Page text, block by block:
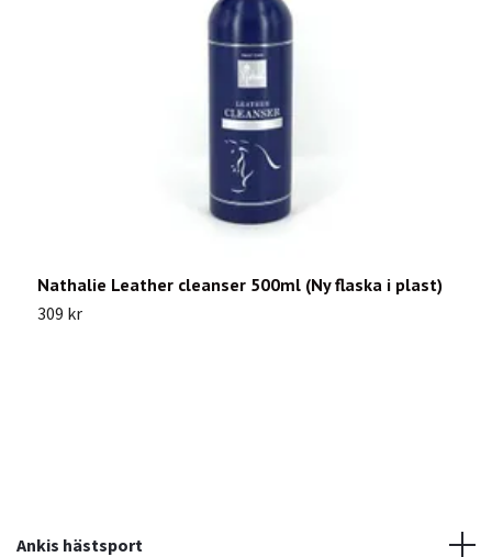
Nathalie Leather cleanser 500ml (Ny flaska i plast)
309 kr
Ankis hästsport